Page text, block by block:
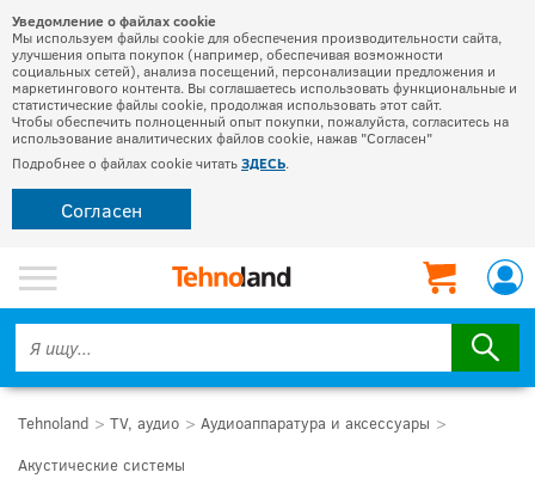
Уведомление о файлах cookie
Мы используем файлы cookie для обеспечения производительности сайта,
улучшения опыта покупок (например, обеспечивая возможности
социальных сетей), анализа посещений, персонализации предложения и
маркетингового контента. Вы соглашаетесь использовать функциональные и
статистические файлы cookie, продолжая использовать этот сайт.
Чтобы обеспечить полноценный опыт покупки, пожалуйста, согласитесь на
использование аналитических файлов cookie, нажав "Согласен"
Подробнее о файлах cookie читатьЗДЕСЬ.
Согласен
Tehnoland TV, аудио
Аудиоаппаратура и аксессуары
Акустические системы